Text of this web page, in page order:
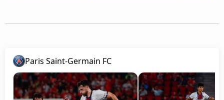
Paris Saint-Germain FC